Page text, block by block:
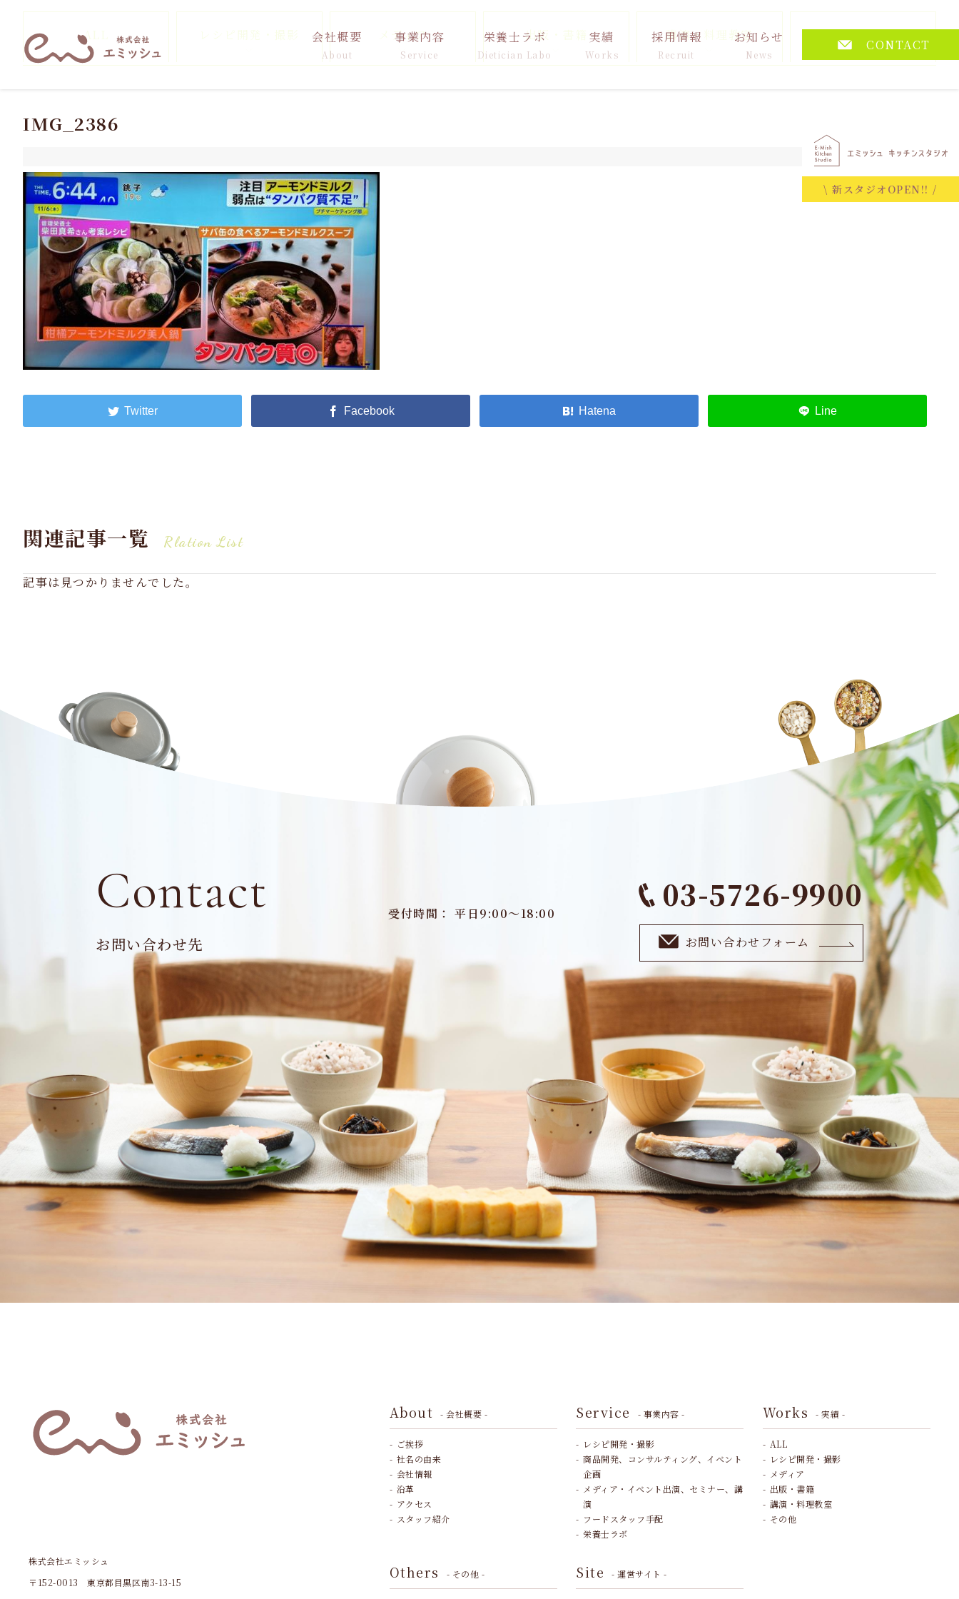
会社概要
About
事業内容
Service
栄養士ラボ
Dietician Labo
実績
Works
採用情報
Recruit
お知らせ
News
CONTACT
\ 新スタジオOPEN!! /
ALL レシピ開発・撮影 メディア 出版・書籍 講演・料理教室 その他
IMG_2386
2025.11.06
関連記事一覧 Rlation List
記事は見つかりませんでした。
Contact
お問い合わせ先
受付時間： 平日9:00～18:00 03-5726-9900
お問い合わせフォーム
株式会社エミッシュ
〒152-0013 東京都目黒区南3-13-15
About - 会社概要 -
ご挨拶
社名の由来
会社情報
沿革
アクセス
スタッフ紹介
Service - 事業内容 -
レシピ開発・撮影
商品開発、コンサルティング、イベント
企画
メディア・イベント出演、セミナー、講
演
フードスタッフ手配
栄養士ラボ
Works - 実績 -
ALL
レシピ開発・撮影
メディア
出版・書籍
講演・料理教室
その他
Others - その他 - Site - 運営サイト -